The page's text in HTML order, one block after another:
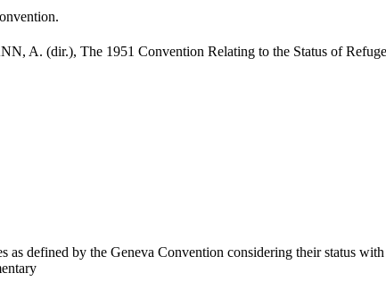
(dir.), The 1951 Convention Relating to the Status of
defined by the Geneva Convention considering their status